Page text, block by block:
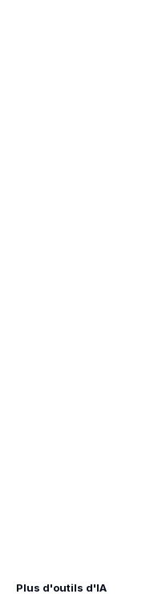
Plus d'outils d'IA